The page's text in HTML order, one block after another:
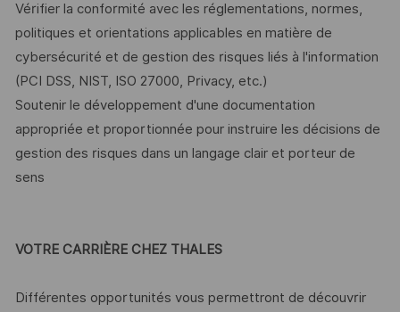
Vérifier la conformité avec les réglementations, normes,
politiques et orientations applicables en matière de
cybersécurité et de gestion des risques liés à l'information
(PCI DSS, NIST, ISO 27000, Privacy, etc.)
Soutenir le développement d'une documentation
appropriée et proportionnée pour instruire les décisions de
gestion des risques dans un langage clair et porteur de
sens
VOTRE CARRIÈRE CHEZ THALES
Différentes opportunités vous permettront de découvrir